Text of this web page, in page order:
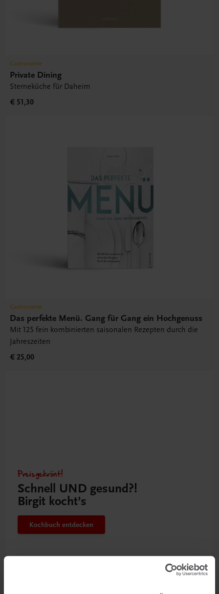
Gastronomie
Private Dining
Sterneküche für Daheim
€ 51,30
Gastronomie
Das perfekte Menü. Gang für Gang ein Hochgenuss
Mit 125 fein kombinierten saisonalen Rezepten durch die
Jahreszeiten
€ 25,00
Preisgekrönt!
Schnell UND gesund?!
Birgit kocht’s
Kochbuch entdecken